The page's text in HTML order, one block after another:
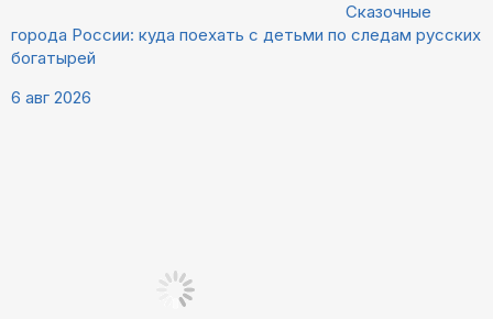
Сказочные
города России: куда поехать с детьми по следам русских
богатырей
6 авг 2026